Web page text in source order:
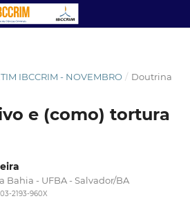
IBCCRIM - NOVEMBRO / Doutrina
e (como) tortura
Bahia - UFBA - Salvador/BA
2193-960X